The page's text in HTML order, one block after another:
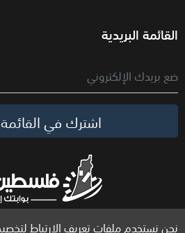
نحن نستخدم ملفات تعريف الارتباط
القائمة البريدية
اشترك في القائمة